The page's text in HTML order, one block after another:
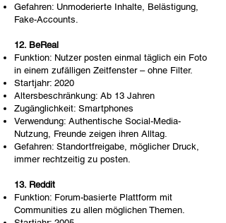
Gefahren: Unmoderierte Inhalte, Belästigung,
Fake-Accounts.
12. BeReal
Funktion: Nutzer posten einmal täglich ein Foto
in einem zufälligen Zeitfenster – ohne Filter.
Startjahr: 2020
Altersbeschränkung: Ab 13 Jahren
Zugänglichkeit: Smartphones
Verwendung: Authentische Social-Media-
Nutzung, Freunde zeigen ihren Alltag.
Gefahren: Standortfreigabe, möglicher Druck,
immer rechtzeitig zu posten.
13. Reddit
Funktion: Forum-basierte Plattform mit
Communities zu allen möglichen Themen.